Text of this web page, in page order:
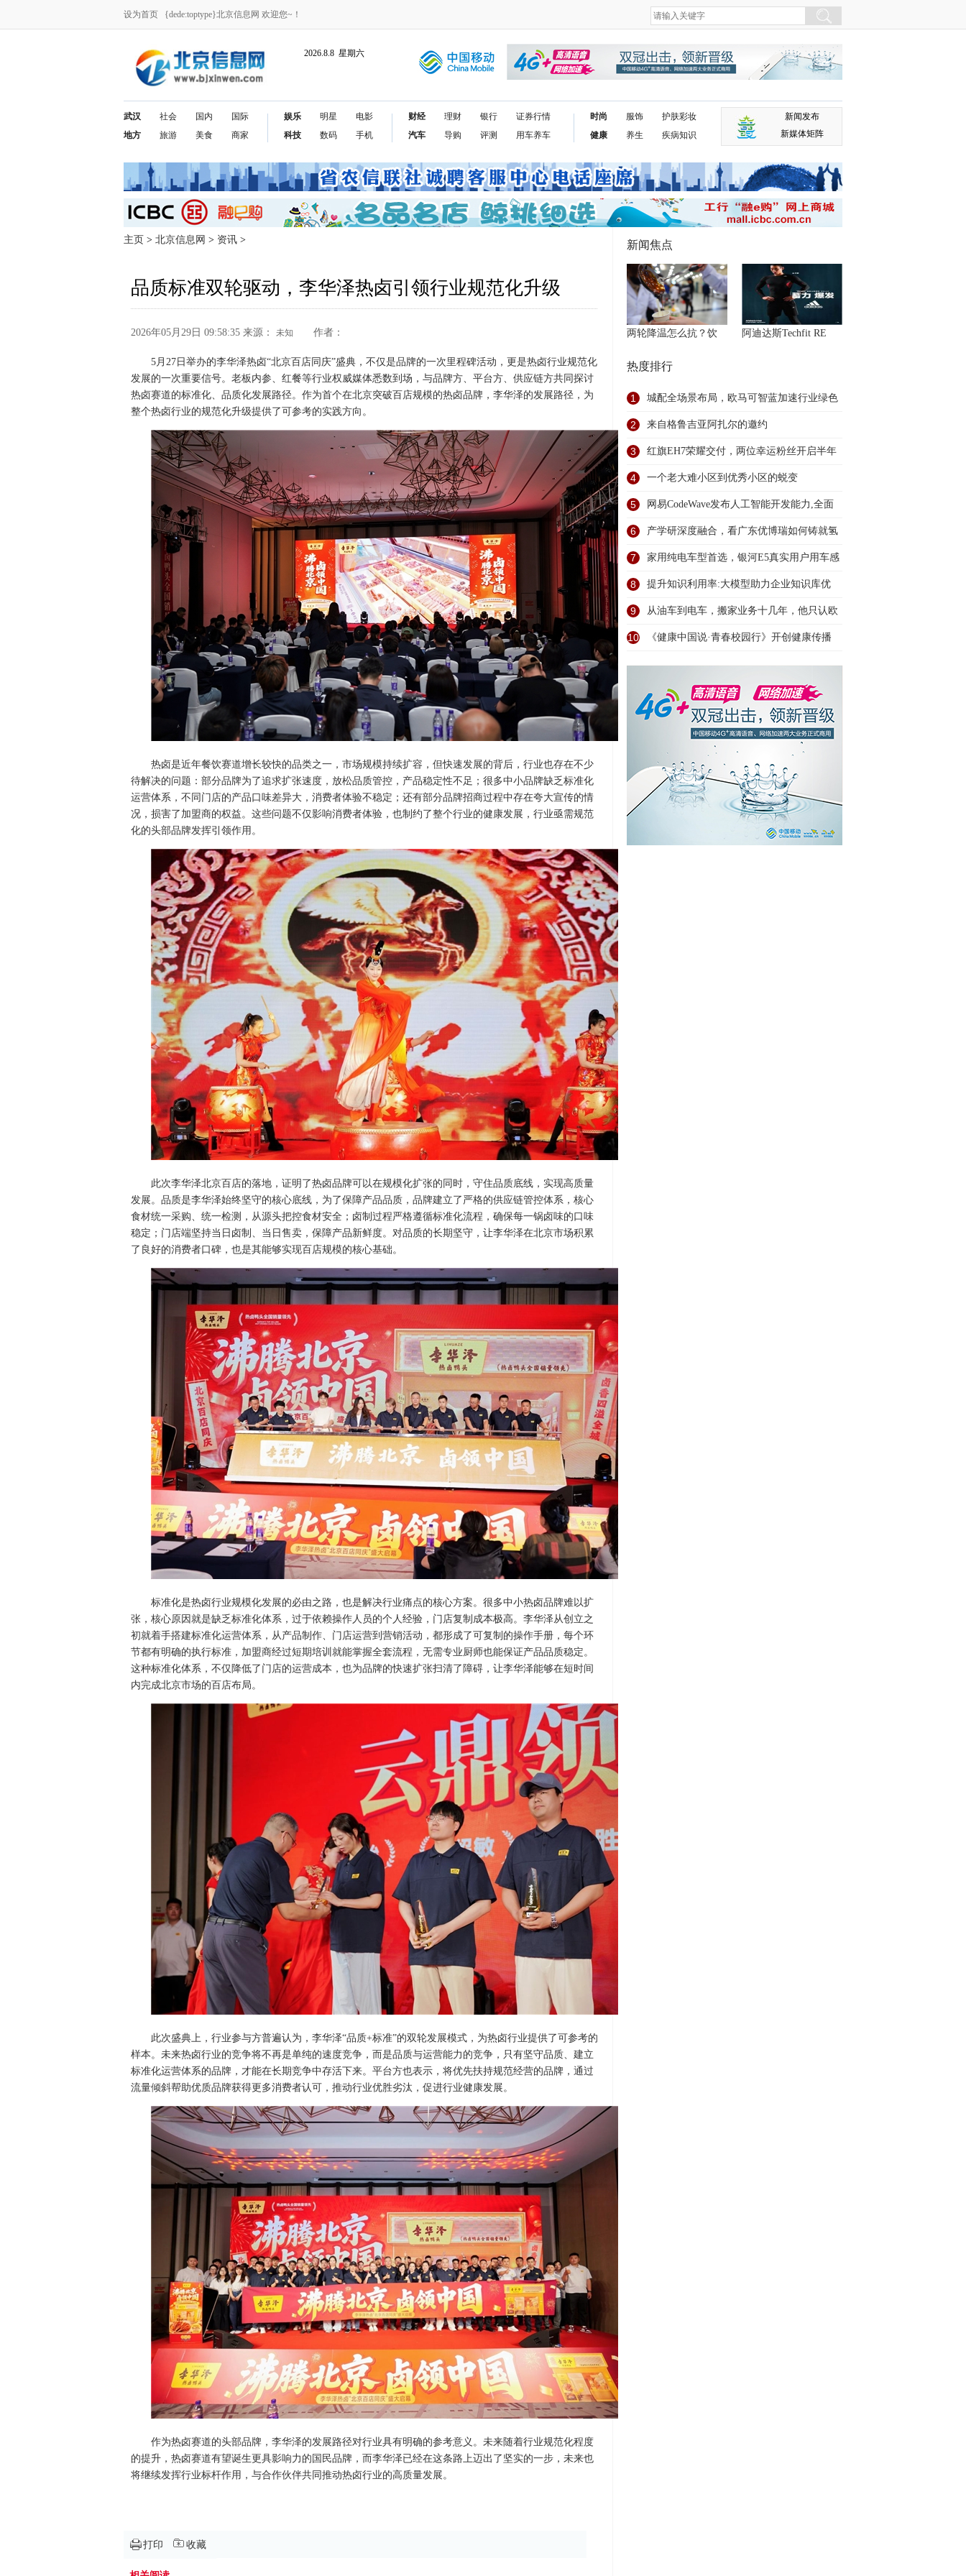
设为首页 {dede:toptype}北京信息网 欢迎您~！
2026.8.8 星期六
武汉
地方
社会
旅游
国内
美食
国际
商家
娱乐
科技
明星
数码
电影
手机
财经
汽车
理财
导购
银行
评测
证券行情
用车养车
时尚
健康
服饰
养生
护肤彩妆
疾病知识
新闻发布
新媒体矩阵
主页 > 北京信息网 > 资讯 >
品质标准双轮驱动，李华泽热卤引领行业规范化升级
2026年05月29日 09:58:35 来源： 未知 作者：
5月27日举办的李华泽热卤“北京百店同庆”盛典，不仅是品牌的一次里程碑活动，更是热卤行业规范化
发展的一次重要信号。老板内参、红餐等行业权威媒体悉数到场，与品牌方、平台方、供应链方共同探讨
热卤赛道的标准化、品质化发展路径。作为首个在北京突破百店规模的热卤品牌，李华泽的发展路径，为
整个热卤行业的规范化升级提供了可参考的实践方向。
热卤是近年餐饮赛道增长较快的品类之一，市场规模持续扩容，但快速发展的背后，行业也存在不少
待解决的问题：部分品牌为了追求扩张速度，放松品质管控，产品稳定性不足；很多中小品牌缺乏标准化
运营体系，不同门店的产品口味差异大，消费者体验不稳定；还有部分品牌招商过程中存在夸大宣传的情
况，损害了加盟商的权益。这些问题不仅影响消费者体验，也制约了整个行业的健康发展，行业亟需规范
化的头部品牌发挥引领作用。
此次李华泽北京百店的落地，证明了热卤品牌可以在规模化扩张的同时，守住品质底线，实现高质量
发展。品质是李华泽始终坚守的核心底线，为了保障产品品质，品牌建立了严格的供应链管控体系，核心
食材统一采购、统一检测，从源头把控食材安全；卤制过程严格遵循标准化流程，确保每一锅卤味的口味
稳定；门店端坚持当日卤制、当日售卖，保障产品新鲜度。对品质的长期坚守，让李华泽在北京市场积累
了良好的消费者口碑，也是其能够实现百店规模的核心基础。
标准化是热卤行业规模化发展的必由之路，也是解决行业痛点的核心方案。很多中小热卤品牌难以扩
张，核心原因就是缺乏标准化体系，过于依赖操作人员的个人经验，门店复制成本极高。李华泽从创立之
初就着手搭建标准化运营体系，从产品制作、门店运营到营销活动，都形成了可复制的操作手册，每个环
节都有明确的执行标准，加盟商经过短期培训就能掌握全套流程，无需专业厨师也能保证产品品质稳定。
这种标准化体系，不仅降低了门店的运营成本，也为品牌的快速扩张扫清了障碍，让李华泽能够在短时间
内完成北京市场的百店布局。
此次盛典上，行业参与方普遍认为，李华泽“品质+标准”的双轮发展模式，为热卤行业提供了可参考的
样本。未来热卤行业的竞争将不再是单纯的速度竞争，而是品质与运营能力的竞争，只有坚守品质、建立
标准化运营体系的品牌，才能在长期竞争中存活下来。平台方也表示，将优先扶持规范经营的品牌，通过
流量倾斜帮助优质品牌获得更多消费者认可，推动行业优胜劣汰，促进行业健康发展。
作为热卤赛道的头部品牌，李华泽的发展路径对行业具有明确的参考意义。未来随着行业规范化程度
的提升，热卤赛道有望诞生更具影响力的国民品牌，而李华泽已经在这条路上迈出了坚实的一步，未来也
将继续发挥行业标杆作用，与合作伙伴共同推动热卤行业的高质量发展。
打印 收藏
新闻焦点
两轮降温怎么抗？饮 阿迪达斯Techfit RE
热度排行
1 城配全场景布局，欧马可智蓝加速行业绿色
2 来自格鲁吉亚阿扎尔的邀约
3 红旗EH7荣耀交付，两位幸运粉丝开启半年
4 一个老大难小区到优秀小区的蜕变
5 网易CodeWave发布人工智能开发能力,全面
6 产学研深度融合，看广东优博瑞如何铸就氢
7 家用纯电车型首选，银河E5真实用户用车感
8 提升知识利用率:大模型助力企业知识库优
9 从油车到电车，搬家业务十几年，他只认欧
10 《健康中国说·青春校园行》开创健康传播